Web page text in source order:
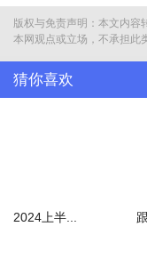
版权与免责声明：本文内容
本网观点或立场，不承担此
猜你喜欢
2024上半...